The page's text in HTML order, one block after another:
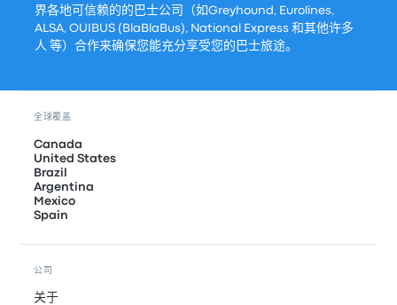
界各地可信赖的的巴士公司（如Greyhound, Eurolines,
ALSA, OUIBUS (BlaBlaBus), National Express 和其他许多
人 等）合作来确保您能充分享受您的巴士旅途。
全球覆盖
Canada
United States
Brazil
Argentina
Mexico
Spain
公司
关于